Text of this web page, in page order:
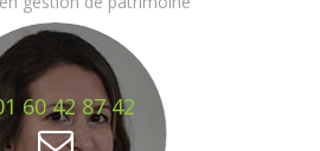
60 42 87 42